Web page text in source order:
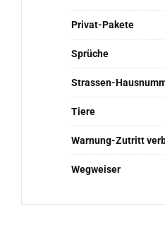
Privat-Pakete
Sprüche
Strassen-
Tiere
Warnung-Zutritt
Wegweiser